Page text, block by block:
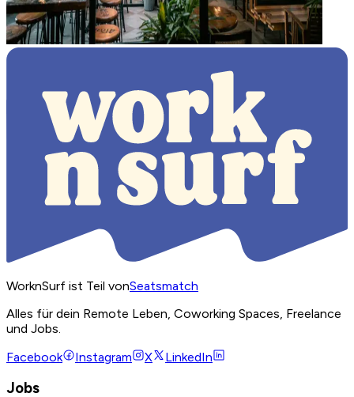
WorknSurf ist Teil vonSeatsmatch
Alles für dein Remote Leben, Coworking Spaces, Freelance
und Jobs.
Facebook
Instagram X LinkedIn
Jobs